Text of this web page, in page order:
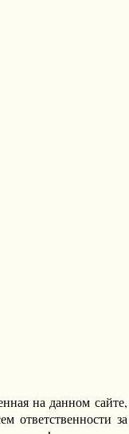
на данном сайте,
ответственности за